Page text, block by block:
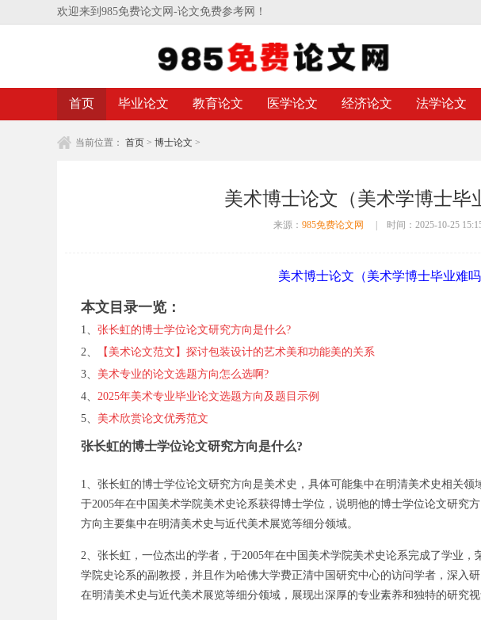
欢迎来到985免费论文网-论文免费参考网！
首页 毕业论文 教育论文 医学论文 经济论文 法学论文
当前位置： 首页 > 博士论文 >
美术博士论文（美术学博士毕
来源： 985免费论文网 | 时间： 2025-10-25
美术博士论文（美术学博士毕业难吗
本文目录一览：
1、 张长虹的博士学位论文研究方向是什么?
2、
【美术论文范文】探讨包装设计的艺术美和功能美的关系
3、 美术专业的论文选题方向怎么选啊?
4、 2025年美术专业毕业论文选题方向及题目示例
5、 美术欣赏论文优秀范文
张长虹的博士学位论文研究方向是什么?
1、张长虹的博士学位论文研究方向是美术史，具体可能集中在明清美术史相关
于2005年在中国美术学院美术史论系获得博士学位，说明他的博士学位论文研究
方向主要集中在明清美术史与近代美术展览等细分领域。
2、张长虹，一位杰出的学者，于2005年在中国美术学院美术史论系完成了学业
学院史论系的副教授，并且作为哈佛大学费正清中国研究中心的访问学者，深入
在明清美术史与近代美术展览等细分领域，展现出深厚的专业素养和独特的研究视